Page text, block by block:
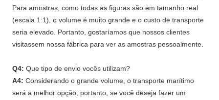
Para amostras, como todas as figuras são em tamanho real
(escala 1:1), o volume é muito grande e o custo de transporte
seria elevado. Portanto, gostaríamos que nossos clientes
visitassem nossa fábrica para ver as amostras pessoalmente.
Q4: Que tipo de envio vocês utilizam?
A4: Considerando o grande volume, o transporte marítimo
será a melhor opção, portanto, se você deseja fazer um